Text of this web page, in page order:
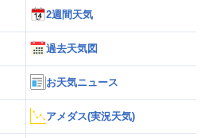
2週間天気
過去天気図
お天気ニュース
アメダス(実況天気)